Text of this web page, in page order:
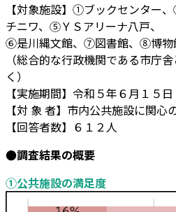
【対象施設】①ブックセンタ
チニワ、⑤ＹＳアリーナ八戸、
⑥是川縄文館、⑦図書館、⑧博物
（総合的な行政機関である市庁
く）
【実施期間】令和５年６月１５
【対 象 者】市内公共施設に関
【回答者数】６１２人
●調査結果の概要
①公共施設の満足度